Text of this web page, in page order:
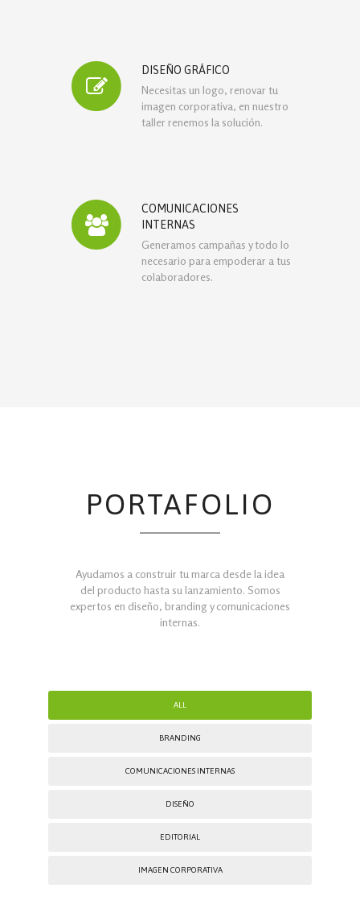
DISEÑO GRÁFICO
Necesitas un logo, renovar tu
imagen corporativa, en nuestro
taller renemos la solución.
COMUNICACIONES
INTERNAS
Generamos campañas y todo lo
necesario para empoderar a tus
colaboradores.
PORTAFOLIO
Ayudamos a construir tu marca desde la idea
del producto hasta su lanzamiento. Somos
expertos en diseño, branding y comunicaciones
internas.
ALL
BRANDING
COMUNICACIONES INTERNAS
DISEÑO
EDITORIAL
IMAGEN CORPORATIVA